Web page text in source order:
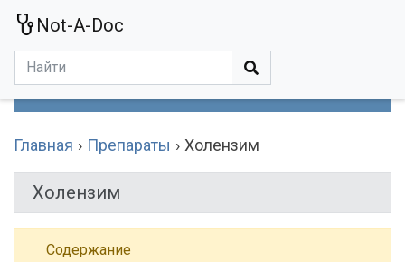
Not-A-Doc
Главная Препараты Холензим
Холензим
Содержание